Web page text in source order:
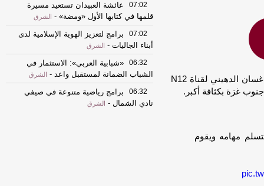
: قال الزعيم الجديد لعشيرة أبو شباب غسان الدهيني لقناة N12
غزة بكثافة أكبر.
مهامه ويقوم
07:02
عائشة العبيدان تستعيد مسيرة
قلمها في كتابها الأول «ومضة» - الشرق
07:02
برامج لتعزيز الهوية الإسلامية لدى
أبناء الجاليات - الشرق
06:32
«شبابية العربي»: الاستثمار في
الشباب الضمانة لمستقبل واعد - الشرق
06:32
برامج رياضية متنوعة في صيفي
نادي الشمال - الشرق